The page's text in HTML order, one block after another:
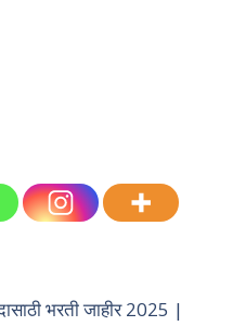
भरती जाहीर 2025 |